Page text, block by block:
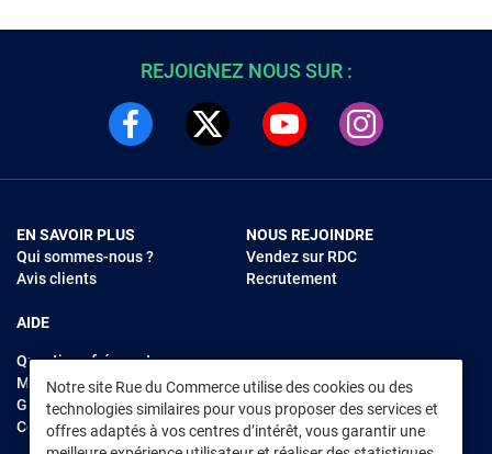
Notre site Rue du Commerce utilise des cookies ou des
technologies similaires pour vous proposer des services et
offres adaptés à vos centres d’intérêt, vous garantir une
REJOIGNEZ NOUS SUR :
EN SAVOIR PLUS
Qui sommes-nous ?
Avis clients
AIDE
Questions fréquentes
Modes de règlements
Garantie et retours
Contacter Rue du Commerce
NOUS REJOINDRE
Vendez sur RDC
Recrutement